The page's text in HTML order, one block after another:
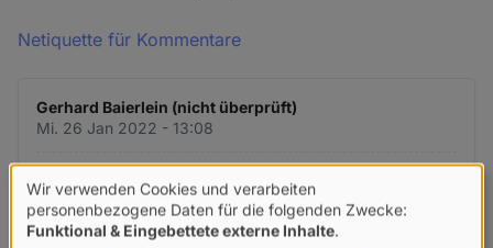
Netiquette für Kommentare
Gerhard Baierlein (nicht überprüft)
Mi. 26 Jan 2022 - 13:08
Ein aufrüttelnder Artikel den
Ein aufrüttelnder Artikel den sich unsere
Verwendung
von
Wir verwenden Cookies und verarbeiten
personenbezogene Daten für die folgenden Zwecke:
Funktional & Eingebettete externe Inhalte.